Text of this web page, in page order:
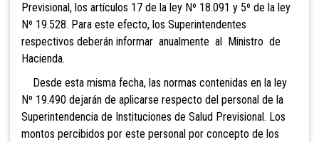
Previsional, los artículos 17 de la ley Nº 18.091 y 5º de la ley
Nº 19.528. Para este efecto, los Superintendentes
respectivos deberán informar anualmente al Ministro de
Hacienda.
Desde esta misma fecha, las normas contenidas en la ley
Nº 19.490 dejarán de aplicarse respecto del personal de la
Superintendencia de Instituciones de Salud Previsional. Los
montos percibidos por este personal por concepto de los